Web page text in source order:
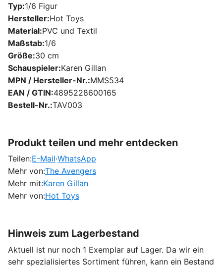
Typ 1/6 Figur
Hersteller Hot Toys
Material PVC und Textil
Maßstab 1/6
Größe 30 cm
Schauspieler Karen Gillan
MPN / Hersteller-Nr. MMS534
EAN / GTIN 4895228600165
Bestell-Nr. TAV003
Produkt teilen und mehr entdecken
Teilen:E-Mail·WhatsApp
Mehr von:The Avengers
Mehr mit:Karen Gillan
Mehr von:Hot Toys
Hinweis zum Lagerbestand
Aktuell ist nur noch 1 Exemplar auf Lager. Da wir ein
sehr spezialisiertes Sortiment führen, kann ein Bestand